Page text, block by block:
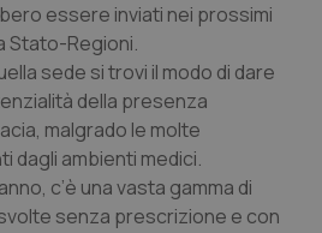
essere inviati nei prossimi
Stato-Regioni.
sede si trovi il modo di dare
della presenza
malgrado le molte
dagli ambienti medici.
c’è una vasta gamma di
senza prescrizione e con